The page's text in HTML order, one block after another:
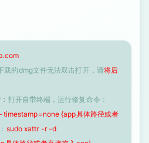
载的dmg文件无法双击打开，请将后
打开自带终端，运行修复命令：
{app具体路径或者
sudo xattr -r -d